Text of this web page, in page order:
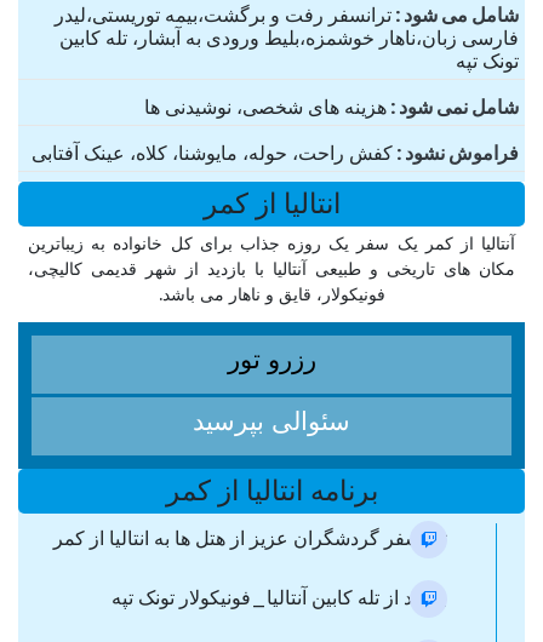
شامل می شود ترانسفر رفت و برگشت،بیمه توریستی،لیدر
فارسی زبان،ناهار خوشمزه،بلیط ورودی به آبشار، تله کابین
تونک تپه
شامل نمی شود هزینه های شخصی، نوشیدنی ها
فراموش نشود کفش راحت، حوله، مایوشنا، کلاه، عینک آفتابی
انتالیا از کمر
آنتالیا از کمر یک سفر یک روزه جذاب برای کل خانواده به زیباترین
مکان های تاریخی و طبیعی آنتالیا با بازدید از شهر قدیمی کالیچی،
فونیکولار، قایق و ناهار می باشد.
رزرو تور
سئوالی بپرسید
برنامه انتالیا از کمر
ترانسفر گردشگران عزیز از هتل ها به انتالیا از کمر
بازدید از تله کابین آنتالیا_فونیکولار تونک تپه